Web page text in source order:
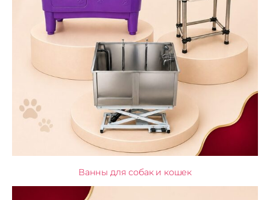
Ванны для собак и кошек